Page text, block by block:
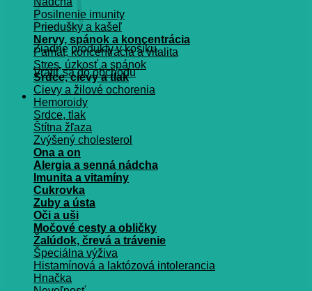
Žiadne produkty v košíku.
Vrátiť sa do obchodu
Posilnenie imunity
Priedušky a kašeľ
Nervy, spánok a koncentrácia
Pamät, koncentrácia a vitalita
Stres, úzkosť a spánok
Srdce, cievy a tlak
Cievy a žilové ochorenia
Hemoroidy
Srdce, tlak
Štítna žľaza
Zvýšený cholesterol
Ona a on
Alergia a senná nádcha
Imunita a vitamíny
Cukrovka
Zuby a ústa
Oči a uši
Močové cesty a obličky
Žalúdok, črevá a trávenie
Špeciálna výživa
Histamínová a laktózová intolerancia
Hnačka